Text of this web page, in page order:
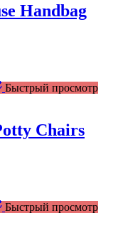
Handbag
Быстрый просмотр
Chairs
Быстрый просмотр